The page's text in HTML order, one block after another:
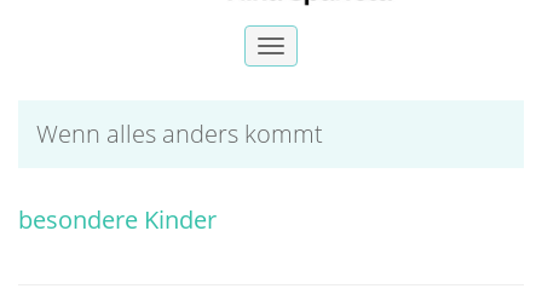
Toggle
Wenn alles anders kommt
besondere Kinder